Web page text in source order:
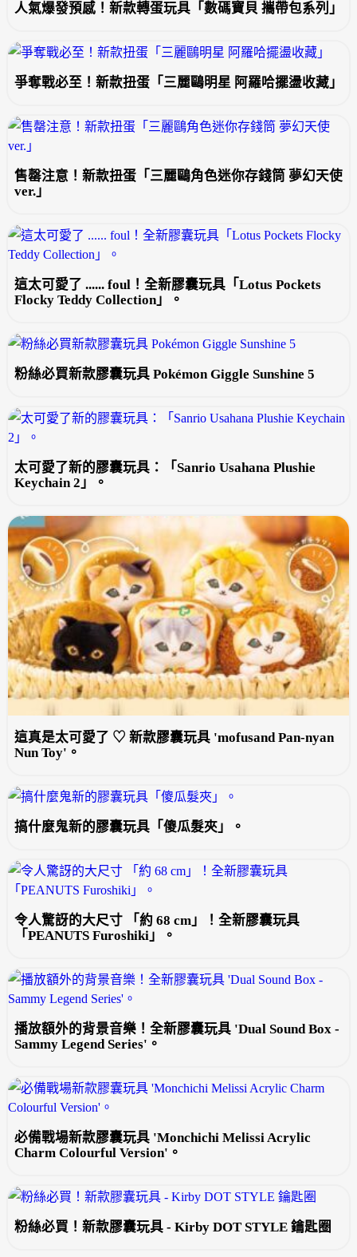
人氣爆發預感！新款轉蛋玩具「數碼寶貝 攜帶包系列」
爭奪戰必至！新款扭蛋「三麗鷗明星 阿羅哈擺盪收藏」
售罄注意！新款扭蛋「三麗鷗角色迷你存錢筒 夢幻天使
ver.」
這太可愛了 ...... foul！全新膠囊玩具「Lotus Pockets
Flocky Teddy Collection」。
粉絲必買新款膠囊玩具 Pokémon Giggle Sunshine 5
太可愛了新的膠囊玩具：「Sanrio Usahana Plushie
Keychain 2」。
這真是太可愛了 ♡ 新款膠囊玩具 'mofusand Pan-nyan
Nun Toy'。
搞什麼鬼新的膠囊玩具「傻瓜髮夾」。
令人驚訝的大尺寸 「約 68 cm」！全新膠囊玩具
「PEANUTS Furoshiki」。
播放額外的背景音樂！全新膠囊玩具 'Dual Sound Box -
Sammy Legend Series'。
必備戰場新款膠囊玩具 'Monchichi Melissi Acrylic
Charm Colourful Version'。
粉絲必買！新款膠囊玩具 - Kirby DOT STYLE 鑰匙圈